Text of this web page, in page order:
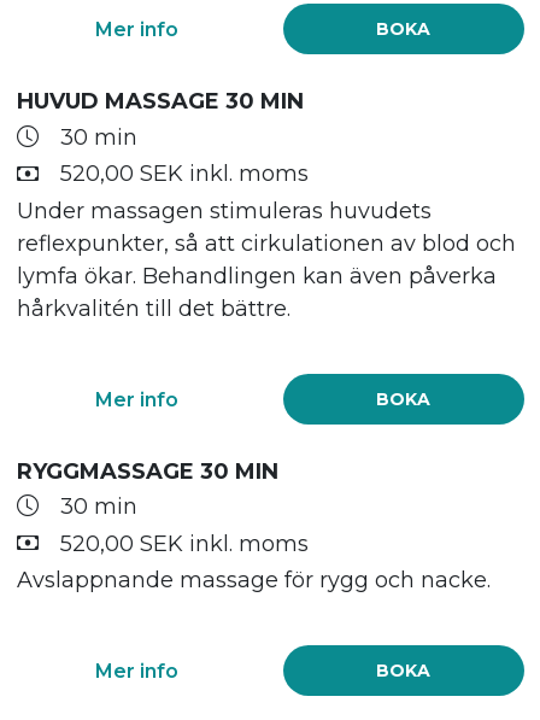
BOKA
Mer info
HUVUD MASSAGE 30 MIN
30 min
520,00 SEK inkl. moms
Under massagen stimuleras huvudets
reflexpunkter, så att cirkulationen av blod och
lymfa ökar. Behandlingen kan även påverka
hårkvalitén till det bättre.
BOKA
Mer info
RYGGMASSAGE 30 MIN
30 min
520,00 SEK inkl. moms
Avslappnande massage för rygg och nacke.
BOKA
Mer info